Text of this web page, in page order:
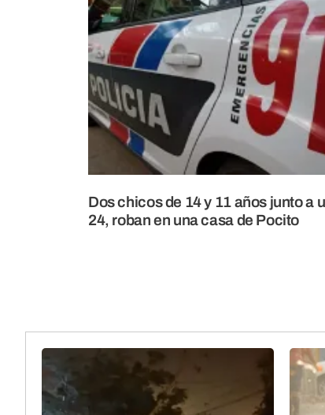
Dos chicos de 14 y 11 años junto a
24, roban en una casa de Pocito